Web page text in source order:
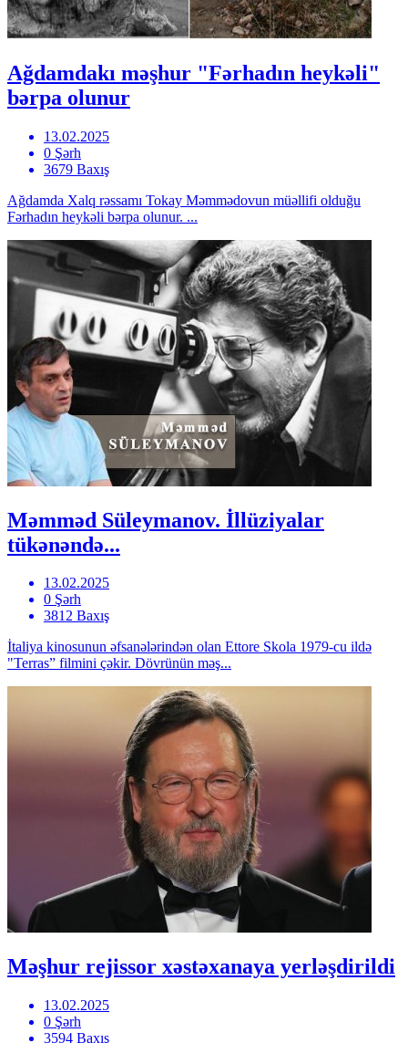
Ağdamdakı məşhur "Fərhadın heykəli"
bərpa olunur
13.02.2025
0 Şərh
3679 Baxış
Ağdamda Xalq rəssamı Tokay Məmmədovun müəllifi olduğu
Fərhadın heykəli bərpa olunur. ...
Məmməd Süleymanov. İllüziyalar
tükənəndə...
13.02.2025
0 Şərh
3812 Baxış
İtaliya kinosunun əfsanələrindən olan Ettore Skola 1979-cu ildə
"Terras” filmini çəkir. Dövrünün məş...
Məşhur rejissor xəstəxanaya yerləşdirildi
13.02.2025
0 Şərh
3594 Baxış